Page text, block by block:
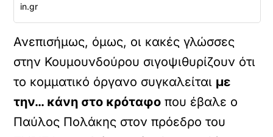
in.gr
Ανεπισήμως, όμως, οι κακές γλώσσες
στην Κουμουνδούρου σιγοψιθυρίζουν ότι
το κομματικό όργανο συγκαλείται με
την… κάνη στο κρόταφο που έβαλε ο
Παύλος Πολάκης στον πρόεδρο του